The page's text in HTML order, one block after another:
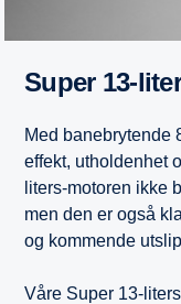
Super 13-liter
Med banebrytende
effekt, utholdenhet
liters-motoren ikke
men den er også
og kommende
Våre Super 13-